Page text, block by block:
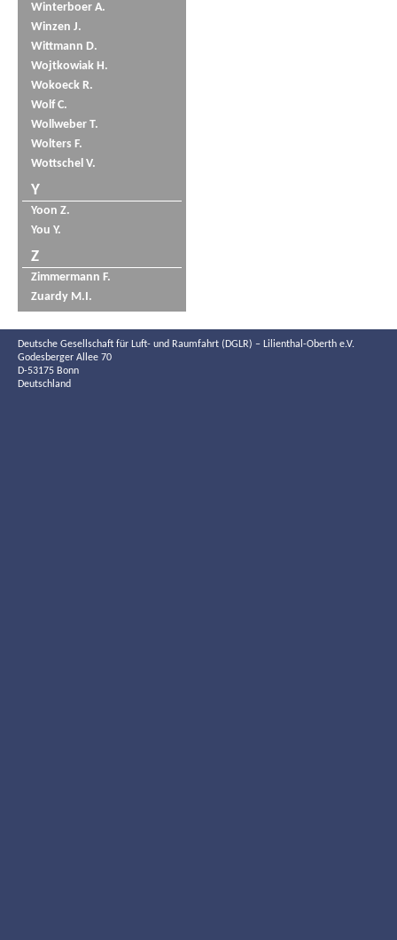
Winterboer A.
Winzen J.
Wittmann D.
Wojtkowiak H.
Wokoeck R.
Wolf C.
Wollweber T.
Wolters F.
Wottschel V.
Y
Yoon Z.
You Y.
Z
Zimmermann F.
Zuardy M.I.
Deutsche Gesellschaft für Luft- und Raumfahrt (DGLR) – Lilienthal-Oberth e.V.
Godesberger Allee 70
D-53175 Bonn
Deutschland